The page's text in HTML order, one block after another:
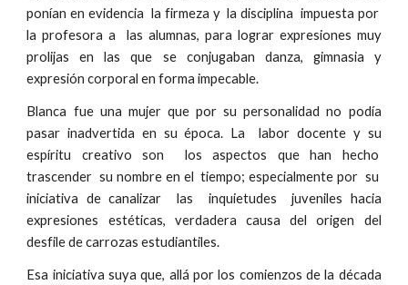
ponían en evidencia la firmeza y la disciplina impuesta por
la profesora a las alumnas, para lograr expresiones muy
prolijas en las que se conjugaban danza, gimnasia y
expresión corporal en forma impecable.
Blanca fue una mujer que por su personalidad no podía
pasar inadvertida en su época. La labor docente y su
espíritu creativo son los aspectos que han hecho
trascender su nombre en el tiempo; especialmente por su
iniciativa de canalizar las inquietudes juveniles hacia
expresiones estéticas, verdadera causa del origen del
desfile de carrozas estudiantiles.
Esa iniciativa suya que, allá por los comienzos de la década